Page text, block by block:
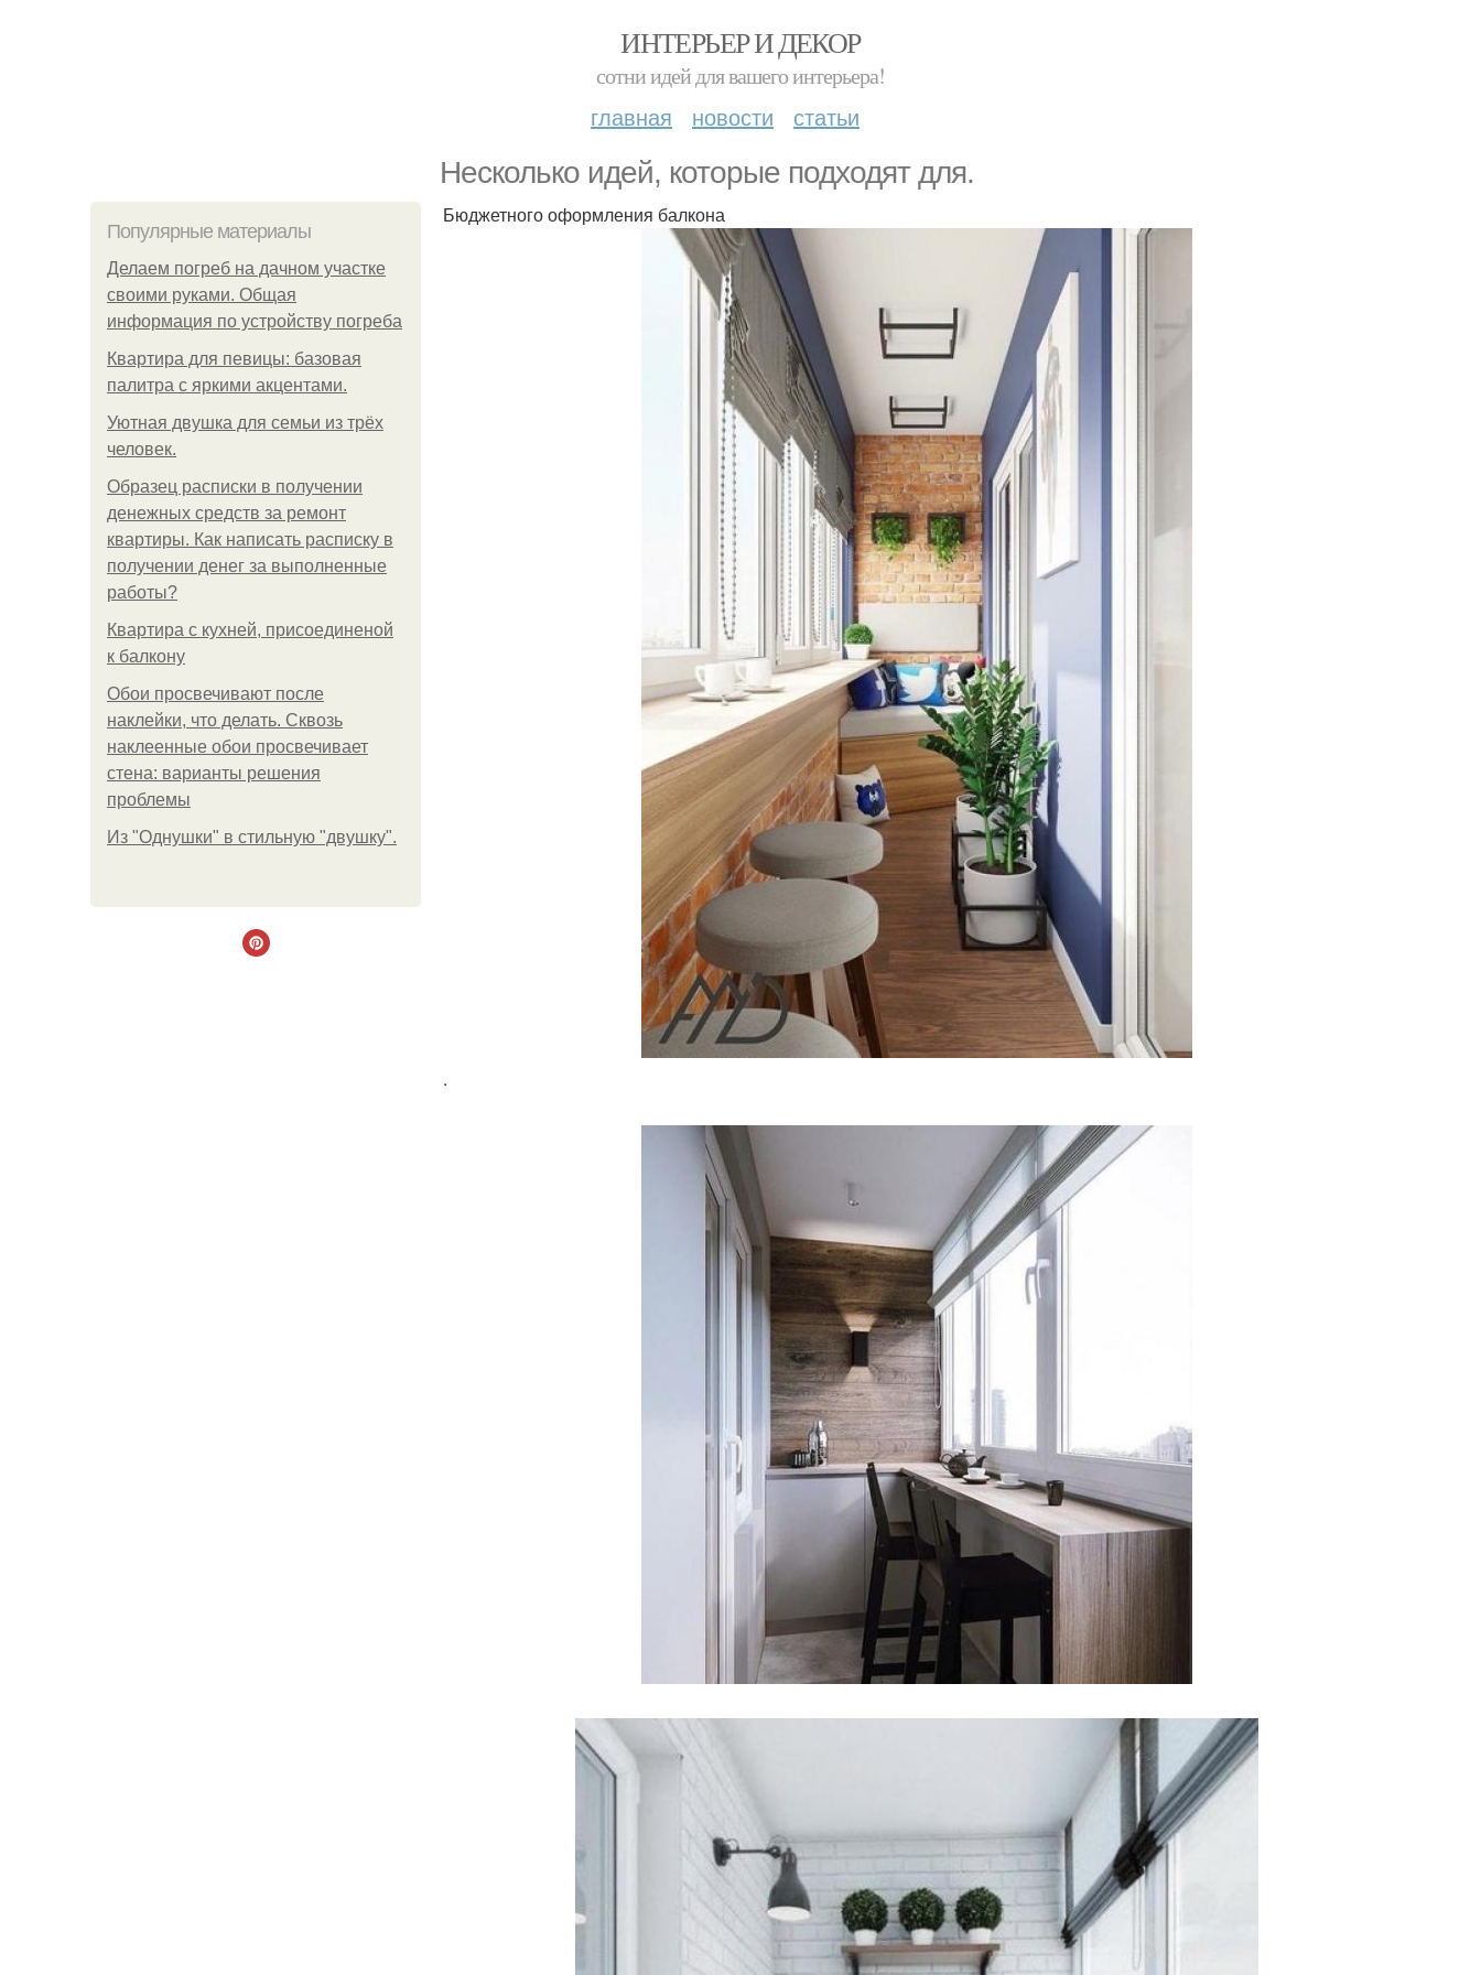
ИНТЕРЬЕР И ДЕКОР
сотни идей для вашего интерьера!
главная новости статьи
Несколько идей, которые подходят для.
Популярные материалы
Делаем погреб на дачном участке
своими руками. Общая
информация по устройству погреба
Квартира для певицы: базовая
палитра с яркими акцентами.
Уютная двушка для семьи из трёх
человек.
Образец расписки в получении
денежных средств за ремонт
квартиры. Как написать расписку в
получении денег за выполненные
работы?
Квартира с кухней, присоединеной
к балкону
Обои просвечивают после
наклейки, что делать. Сквозь
наклеенные обои просвечивает
стена: варианты решения
проблемы
Из "Однушки" в стильную "двушку".
Бюджетного оформления балкона
.